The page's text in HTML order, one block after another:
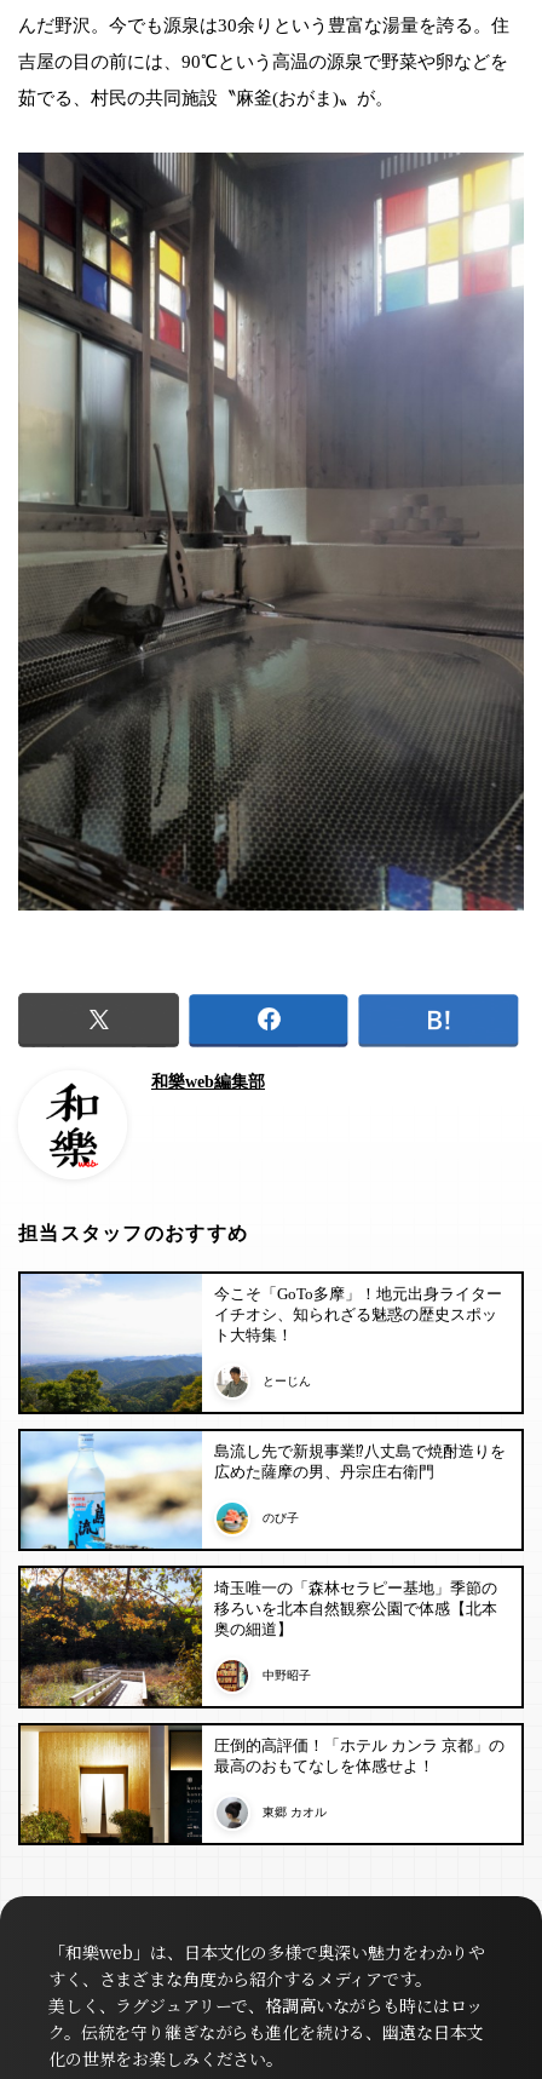
んだ野沢。今でも源泉は30余りという豊富な湯量を誇る。住
吉屋の目の前には、90℃という高温の源泉で野菜や卵などを
茹でる、村民の共同施設〝麻釜(おがま)〟が。
和樂web編集部
担当スタッフのおすすめ
今こそ「GoTo多摩」！地元出身ライター
イチオシ、知られざる魅惑の歴史スポッ
ト大特集！
とーじん
島流し先で新規事業⁉︎八丈島で焼酎造りを
広めた薩摩の男、丹宗庄右衛門
のび子
埼玉唯一の「森林セラピー基地」季節の
移ろいを北本自然観察公園で体感【北本
奥の細道】
中野昭子
圧倒的高評価！「ホテル カンラ 京都」の
最高のおもてなしを体感せよ！
東郷 カオル
「和樂web」は、日本文化の多様で奥深い魅力をわかりや
すく、さまざまな角度から紹介するメディアです。
美しく、ラグジュアリーで、格調高いながらも時にはロッ
ク。伝統を守り継ぎながらも進化を続ける、幽遠な日本文
化の世界をお楽しみください。